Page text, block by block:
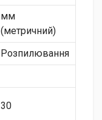
мм
(метричний)
Розпилювання
30